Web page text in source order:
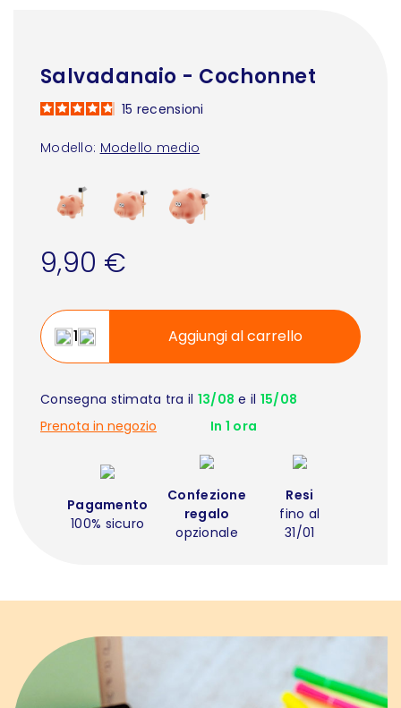
Salvadanaio - Cochonnet
Modello: Modello medio
15 recensioni
9,90 €
Aggiungi al carrello
Consegna stimata tra il 13/08 e il 15/08
Prenota in negozio
In 1 ora
Pagamento
100% sicuro
Confezione
regalo
opzionale
Resi
fino al
31/01